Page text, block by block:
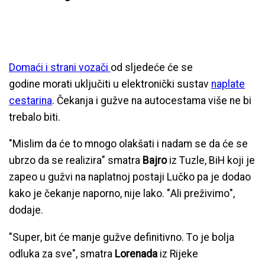
Domaći i strani vozači od sljedeće će se
godine morati uključiti u elektronički sustav naplate
cestarina. Čekanja i gužve na autocestama više ne bi
trebalo biti.
"Mislim da će to mnogo olakšati i nadam se da će se
ubrzo da se realizira" smatra Bajroiz Tuzle, BiH koji je
zapeo u gužvi na naplatnoj postaji Lučko pa je dodao
kako je čekanje naporno, nije lako. "Ali preživimo",
dodaje.
"Super, bit će manje gužve definitivno. To je bolja
odluka za sve", smatra Lorenada iz Rijeke